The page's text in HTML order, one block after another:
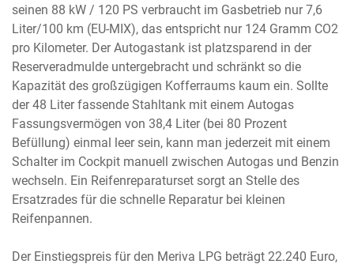
seinen 88 kW / 120 PS verbraucht im Gasbetrieb nur 7,6
Liter/100 km (EU-MIX), das entspricht nur 124 Gramm CO2
pro Kilometer. Der Autogastank ist platzsparend in der
Reserveradmulde untergebracht und schränkt so die
Kapazität des großzügigen Kofferraums kaum ein. Sollte
der 48 Liter fassende Stahltank mit einem Autogas
Fassungsvermögen von 38,4 Liter (bei 80 Prozent
Befüllung) einmal leer sein, kann man jederzeit mit einem
Schalter im Cockpit manuell zwischen Autogas und Benzin
wechseln. Ein Reifenreparaturset sorgt an Stelle des
Ersatzrades für die schnelle Reparatur bei kleinen
Reifenpannen.
Der Einstiegspreis für den Meriva LPG beträgt 22.240 Euro,